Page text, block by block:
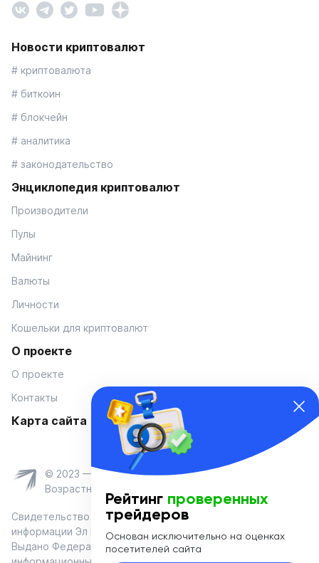
Новости криптовалют
# криптовалюта
# биткоин
# блокчейн
# аналитика
# законодательство
Энциклопедия криптовалют
Производители
Пулы
Майнинг
Валюты
Личности
Кошельки для криптовалют
О проекте
О проекте
Контакты
Карта сайта
© 2023 — Coinmania
Возрастное ограничение 16+
Свидетельство о регистрации средства массовой
информации Эл № ФС 77-74908 от «25» января 2019 г.
Выдано Федеральной службой по надзору в сфере связи,
Рейтинг проверенных
трейдеров
Основан исключительно на оценках
посетителей сайта